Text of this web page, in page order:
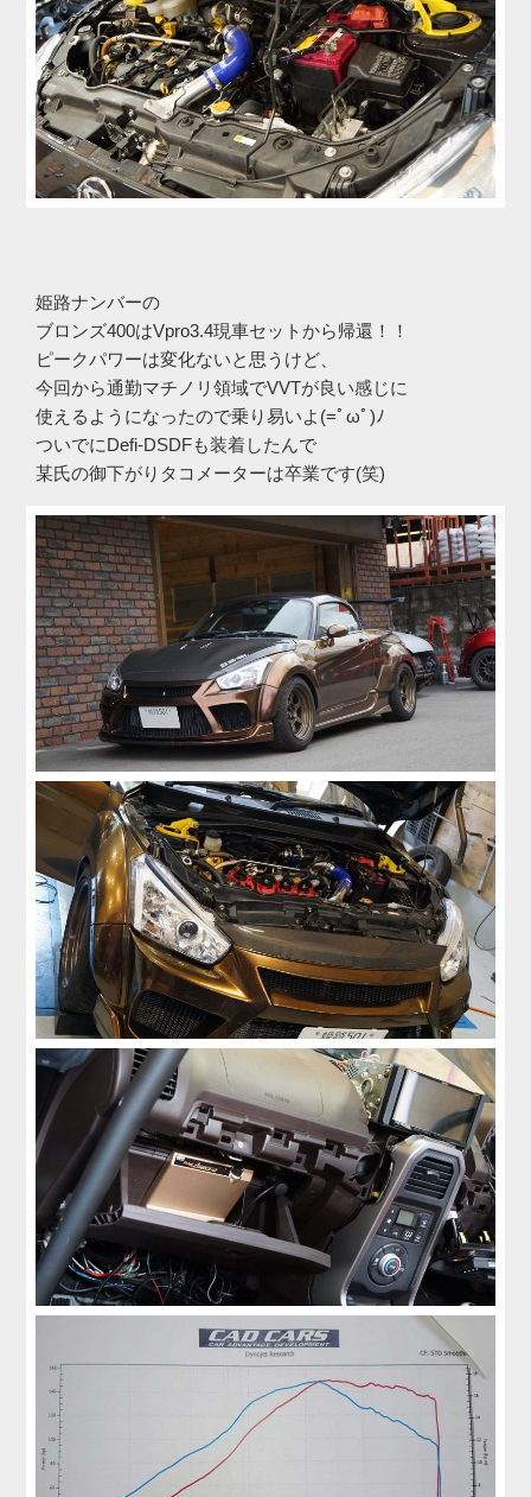
姫路ナンバーの
ブロンズ400はVpro3.4現車セットから帰還！！
ピークパワーは変化ないと思うけど、
今回から通勤マチノリ領域でVVTが良い感じに
使えるようになったので乗り易いよ(=ﾟωﾟ)ﾉ
ついでにDefi-DSDFも装着したんで
某氏の御下がりタコメーターは卒業です(笑)